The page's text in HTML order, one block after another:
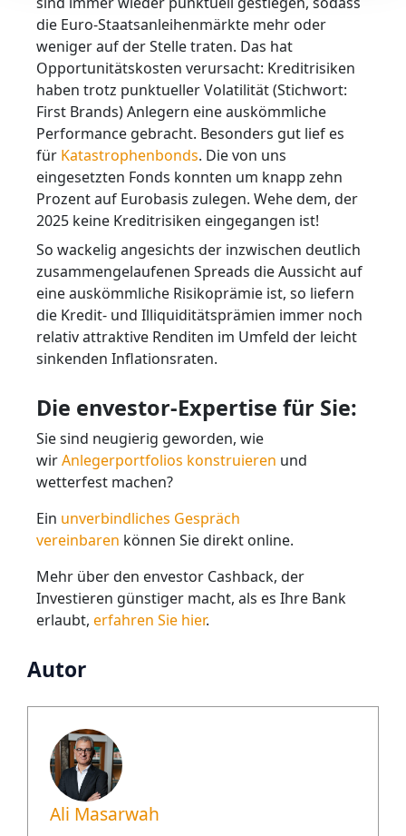
die Euro-Staatsanleihenmärkte mehr oder
weniger auf der Stelle traten. Das hat
Opportunitätskosten verursacht: Kreditrisiken
haben trotz punktueller Volatilität (Stichwort:
First Brands) Anlegern eine auskömmliche
Performance gebracht. Besonders gut lief es
für Katastrophenbonds. Die von uns
eingesetzten Fonds konnten um knapp zehn
Prozent auf Eurobasis zulegen. Wehe dem, der
2025 keine Kreditrisiken eingegangen ist!
So wackelig angesichts der inzwischen deutlich
zusammengelaufenen Spreads die Aussicht auf
eine auskömmliche Risikoprämie ist, so liefern
die Kredit- und Illiquiditätsprämien immer noch
relativ attraktive Renditen im Umfeld der leicht
sinkenden Inflationsraten.
Die envestor-Expertise für Sie:
Sie sind neugierig geworden, wie
wirAnlegerportfolios konstruieren und
wetterfest machen?
Ein unverbindliches Gespräch
vereinbaren können Sie direkt online.
Mehr über den envestor Cashback, der
Investieren günstiger macht, als es Ihre Bank
erlaubt, erfahren Sie hier.
Autor
Ali Masarwah